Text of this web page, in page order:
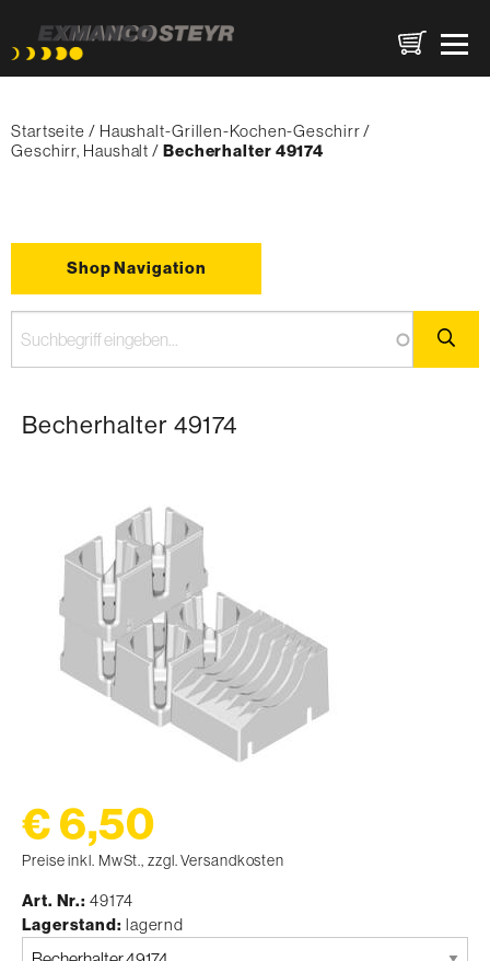
zum
Inhalt
Startseite
Haushalt-Grillen-Kochen-Geschirr
Geschirr, Haushalt
{'Current'|t}:
Becherhalter 49174
Shop Navigation
Becherhalter 49174
€ 6,50
Preise inkl. MwSt., zzgl. Versandkosten
Art. Nr. 49174
Lagerstand lagernd
Bitte